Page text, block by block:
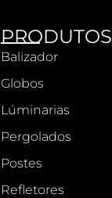
PRODUTOS
Balizador
Globos
Lúminarias
Pergolados
Postes
Refletores